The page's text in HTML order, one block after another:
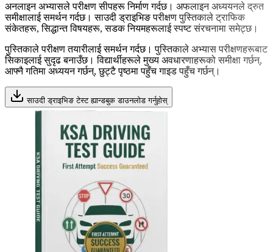
अनलाइन अभ्यासले परीक्षण सीपहरू निर्माण गर्दछ। अफलाइन अध्ययनले द्रुत
समीक्षालाई समर्थन गर्दछ। साउदी ड्राइभिङ परीक्षण पुस्तिकाले ट्राफिक
संकेतहरू, सिद्धान्त विषयहरू, सडक नियमहरूलाई स्पष्ट संरचनामा समेट्छ।
पुस्तिकाले परीक्षण तयारीलाई समर्थन गर्दछ। पुस्तिकाले अभ्यास परीक्षणहरूबाट
सिकाइलाई सुदृढ बनाउँछ। विद्यार्थीहरूले मुख्य अवधारणाहरूको समीक्षा गर्छन्,
आफ्नै गतिमा अध्ययन गर्छन्, छुट्टै पृष्ठमा पहुँच गाइड पहुँच गर्छन्।
साउदी ड्राइभिङ टेस्ट ह्यान्डबुक डाउनलोड गर्नुहोस्